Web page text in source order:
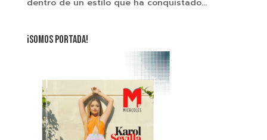
dentro de un estilo que ha conquistado...
¡SOMOS PORTADA!